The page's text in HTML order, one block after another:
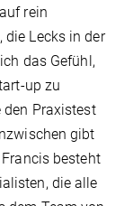
rein
die Lecks in der
das Gefühl,
up zu
den Praxistest
gibt
besteht
die alle